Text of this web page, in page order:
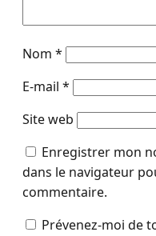
Nom *
E-mail *
Site web
Enregistrer mon
dans le navigateur
commentaire.
Prévenez-moi de